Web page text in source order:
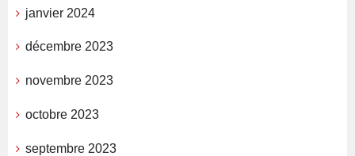
janvier 2024
décembre 2023
novembre 2023
octobre 2023
septembre 2023